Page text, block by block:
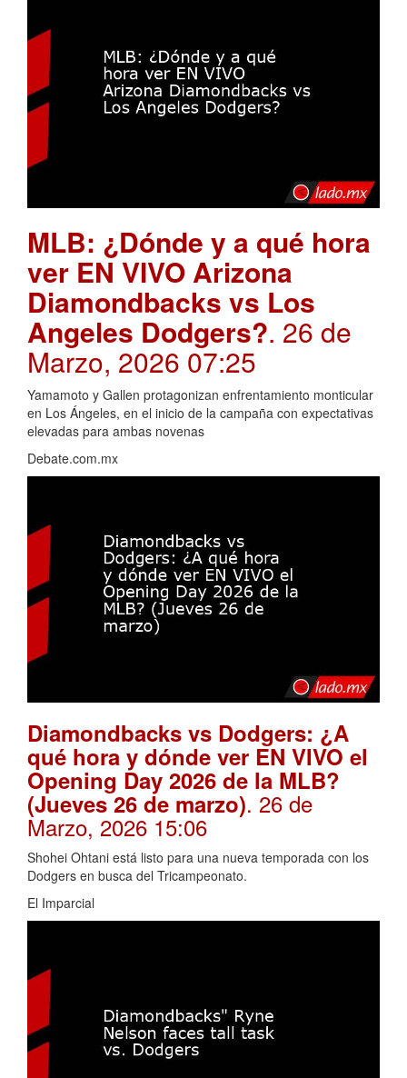
MLB: ¿Dónde y a qué hora
ver EN VIVO Arizona
Diamondbacks vs Los
Angeles Dodgers?. 26 de
Marzo, 2026 07:25
Yamamoto y Gallen protagonizan enfrentamiento monticular
en Los Ángeles, en el inicio de la campaña con expectativas
elevadas para ambas novenas
Debate.com.mx
Diamondbacks vs Dodgers: ¿A
qué hora y dónde ver EN VIVO el
Opening Day 2026 de la MLB?
(Jueves 26 de marzo). 26 de
Marzo, 2026 15:06
Shohei Ohtani está listo para una nueva temporada con los
Dodgers en busca del Tricampeonato.
El Imparcial